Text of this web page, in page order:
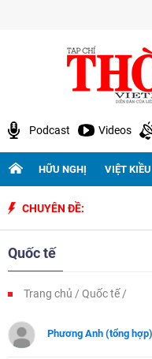
Podcast Videos
HỮU NGHỊ VIỆT KIỀU
CHUYÊN ĐỀ:
Quốc tế
Trang chủ Quốc tế
Phương Anh (tổng hợp)